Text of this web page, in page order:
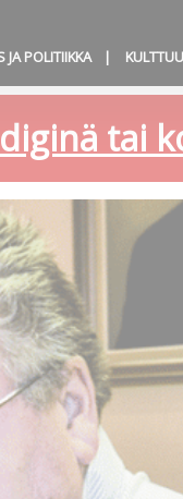
JA POLITIIKKA
tai